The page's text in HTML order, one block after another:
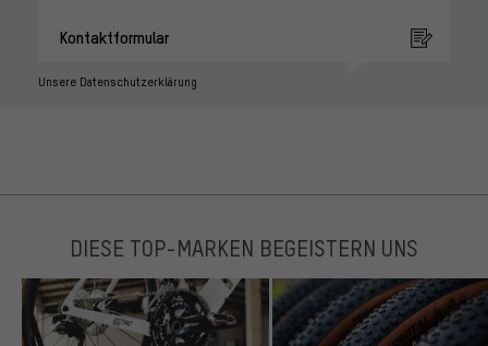
Kontaktformular
Unsere Datenschutzerklärung
DIESE TOP-MARKEN BEGEISTERN UNS